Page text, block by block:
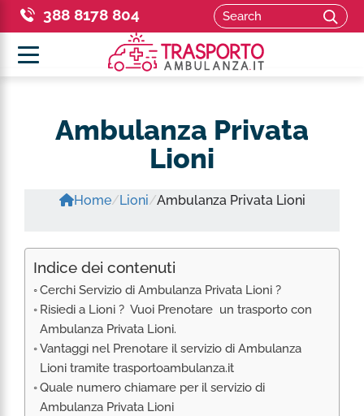
388 8178 804 Search for:
I NOSTRI SERVIZI
TRASPORTO SANITARIO IN ITALIA
AMBULANZA TRASPORTO COVID
NAZIONALE
TRASPORTO PAZIENTI BARIATRICI
AMBULANZE PER EVENTI SPORTIVI E
MANIFESTAZIONI
RIMPATRIO SANITARIO ITALIA
AMBULANZA SET CINEMATOGRAFICI
AMBULANZA PRIVATA MILANO
AMBULANZA PRIVATA BARI
AMBULANZA PRIVATA BOLOGNA
VISUALIZZA TUTTE ITALIA
VISUALIZZA TUTTE ESTERO
AMBULANZA TIPO A
AMBULANZA TIPO B
AMBULANZA BARIATRICA PER I GRANDI OBESI
ALLESTIMENTO AMBULANZE E INTERNI
TARIFFE
PRENOTA AMBULANZA
Ambulanza Privata
Lioni
Home/Lioni/Ambulanza Privata Lioni
Indice dei contenuti
Cerchi Servizio di Ambulanza Privata Lioni ?
Risiedi a Lioni ? Vuoi Prenotare un trasporto con
Ambulanza Privata Lioni.
Vantaggi nel Prenotare il servizio di Ambulanza
Lioni tramite trasportoambulanza.it
Quale numero chiamare per il servizio di
Ambulanza Privata Lioni